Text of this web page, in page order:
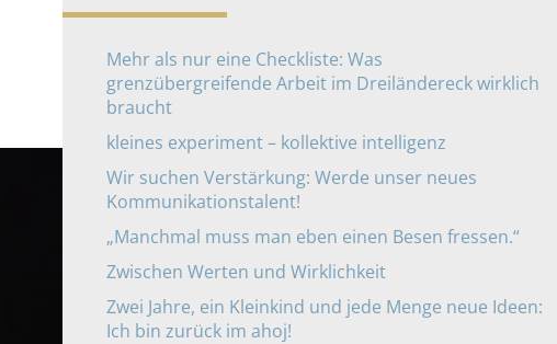
Mehr als nur eine Checkliste: Was
grenzübergreifende Arbeit im Dreiländereck wirklich
braucht
kleines experiment – kollektive intelligenz
Wir suchen Verstärkung: Werde unser neues
Kommunikationstalent!
„Manchmal muss man eben einen Besen fressen.“
Zwischen Werten und Wirklichkeit
Zwei Jahre, ein Kleinkind und jede Menge neue Ideen:
Ich bin zurück im ahoj!